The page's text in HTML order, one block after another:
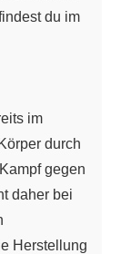
du im
im
durch
gegen
daher bei
Herstellung